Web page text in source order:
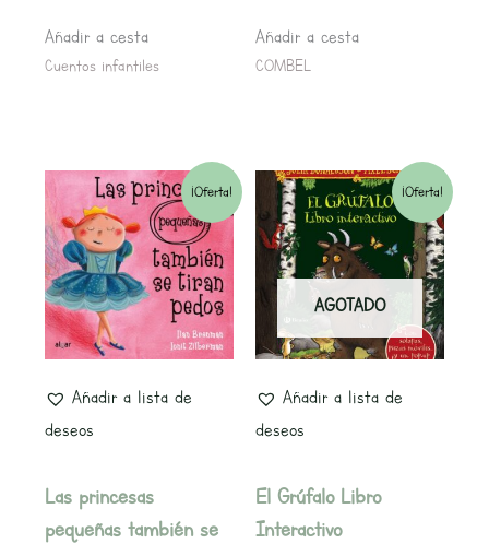
Añadir a cesta
Cuentos infantiles
Añadir a cesta
COMBEL
¡Oferta!
Añadir a lista de
deseos
Las princesas
pequeñas también se
El
precio
original
era:
12,95€.
El
precio
actual
es:
12,30€.
¡Oferta!
AGOTADO
Añadir a lista de
deseos
El Grúfalo Libro
Interactivo
El
precio
original
era:
19,95€.
El
precio
actual
es:
18,95€.